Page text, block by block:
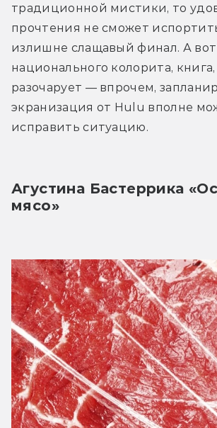
традиционной мистики, то
прочтения не сможет
излишне слащавый финал. А вот
национального колорита, книга,
разочарует — впрочем,
экранизация от Hulu вполне
исправить ситуацию.
Агустина Бастеррика
мясо»